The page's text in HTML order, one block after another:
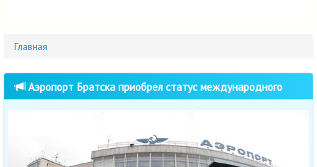
Главная
Аэропорт Братска приобрел статус международного